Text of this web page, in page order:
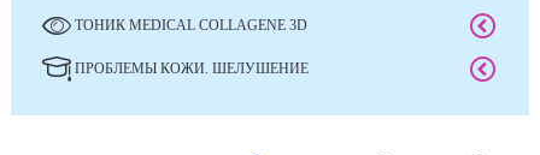
ТОНИК MEDICAL COLLAGENE 3D
ПРОБЛЕМЫ КОЖИ. ШЕЛУШЕНИЕ